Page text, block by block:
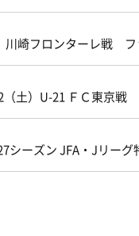
川崎フロンターレ戦
（土）U-21 ＦＣ東京
シーズン JFA・Jリー